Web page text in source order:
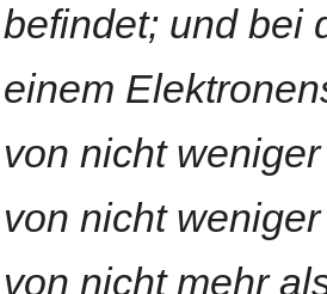
befindet; und bei
einem
von nicht
von nicht
von nicht mehr